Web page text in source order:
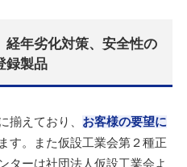
経年劣化対策、安全性の
録製品
揃えており、 お客様の要望に
す。また仮設工業会第２種正
ターは社団法人仮設工業会よ